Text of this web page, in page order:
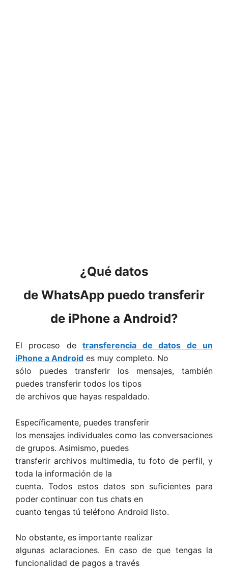
¿Qué datos
de WhatsApp puedo transferir
de iPhone a Android?
El proceso detransferencia de datos de un
iPhone a Android es muy completo. No
sólo puedes transferir los mensajes, también
puedes transferir todos los tipos
de archivos que hayas respaldado.
Específicamente, puedes transferir
los mensajes individuales como las conversaciones
de grupos. Asimismo, puedes
transferir archivos multimedia, tu foto de perfil, y
toda la información de la
cuenta. Todos estos datos son suficientes para
poder continuar con tus chats en
cuanto tengas tú teléfono Android listo.
No obstante, es importante realizar
algunas aclaraciones. En caso de que tengas la
funcionalidad de pagos a través